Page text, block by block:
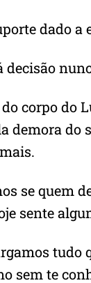
dado a
decisão
corpo do
demora do
se quem
sente
tudo
sem te